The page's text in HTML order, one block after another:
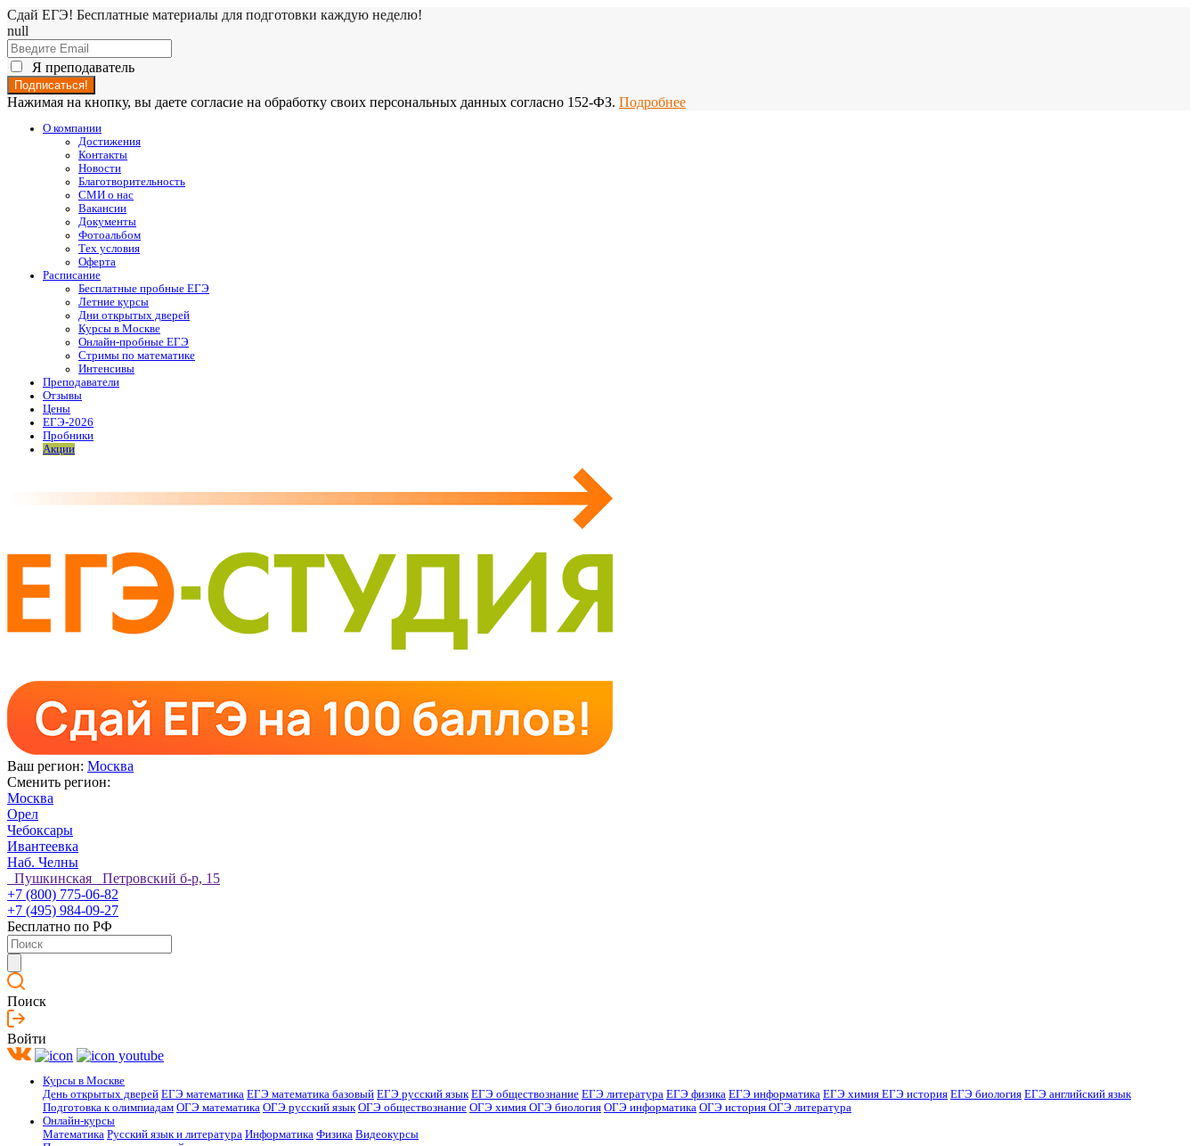
Сдай ЕГЭ! Бесплатные материалы для подготовки каждую неделю!
null
Я преподаватель
Нажимая на кнопку, вы даете согласие на обработку своих персональных данных согласно 152-ФЗ. Подробнее
О компании
Достижения
Контакты
Новости
Благотворительность
СМИ о нас
Вакансии
Документы
Фотоальбом
Тех условия
Оферта
Расписание
Бесплатные пробные ЕГЭ
Летние курсы
Дни открытых дверей
Курсы в Москве
Онлайн-пробные ЕГЭ
Стримы по математике
Интенсивы
Преподаватели
Отзывы
Цены
ЕГЭ-2026
Пробники
Акции
Ваш регион: Москва
Сменить регион:
Москва
Орел
Чебоксары
Ивантеевка
Наб. Челны
Пушкинская Петровский б-р, 15
+7 (800) 775-06-82
+7 (495) 984-09-27
Бесплатно по РФ
Поиск
Войти
Курсы в Москве
День открытых дверей ЕГЭ математика ЕГЭ математика базовый ЕГЭ русский язык ЕГЭ обществознание ЕГЭ литература ЕГЭ физика ЕГЭ информатика ЕГЭ химия ЕГЭ история ЕГЭ биология ЕГЭ английский язык
Подготовка к олимпиадам ОГЭ математика ОГЭ русский язык ОГЭ обществознание ОГЭ химия ОГЭ биология ОГЭ информатика ОГЭ история ОГЭ литература
Онлайн-курсы
Математика Русский язык и литература Информатика Физика Видеокурсы